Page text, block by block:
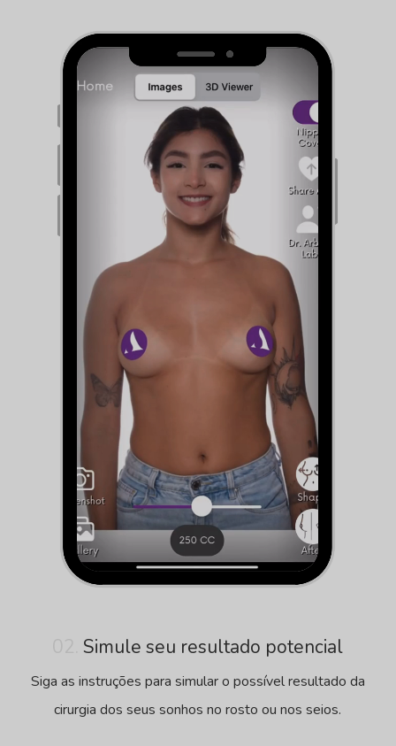
Simule seu resultado potencial
Siga as instruções para simular o possível resultado da
cirurgia dos seus sonhos no rosto ou nos seios.